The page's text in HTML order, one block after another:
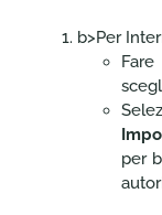
b>Per
per